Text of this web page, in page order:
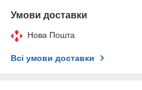
Умови доставки
Нова Пошта
Всі умови доставки